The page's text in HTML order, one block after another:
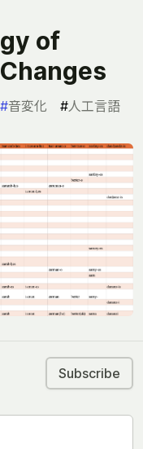
of
#音変化 #人工言語
Subscribe